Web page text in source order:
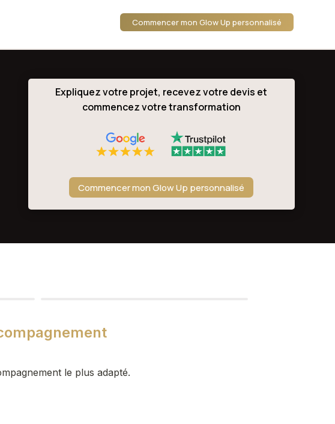
Commencer mon Glow Up personnalisé
Expliquez votre projet, recevez votre devis et
commencez votre transformation
Commencer mon Glow Up personnalisé